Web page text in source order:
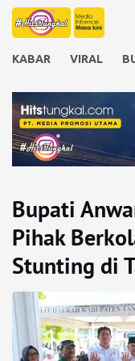
KABAR VIRAL
Bupati
Pihak
Stunting di